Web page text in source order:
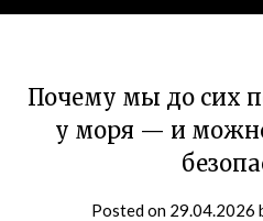
Почему мы до сих
у моря — и
Posted on 29.04.2026